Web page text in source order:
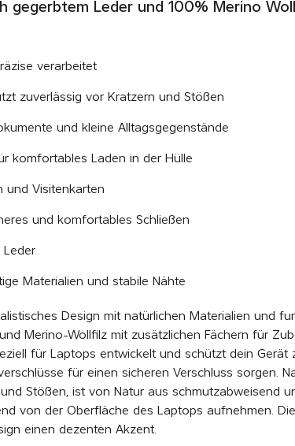
gegerbtem Leder und 100% Merino
verarbeitet
zuverlässig vor Kratzern und Stößen
und kleine Alltagsgegenstände
komfortables Laden in der Hülle
und Visitenkarten
und komfortables Schließen
Leder
Materialien und stabile Nähte
Design mit natürlichen Materialien und
Merino-Wollfilz mit zusätzlichen Fächern für
für Laptops entwickelt und schützt dein Gerät
für einen sicheren Verschluss sorgen.
Stößen, ist von Natur aus schmutzabweisend
von der Oberfläche des Laptops aufnehmen.
einen dezenten Akzent.